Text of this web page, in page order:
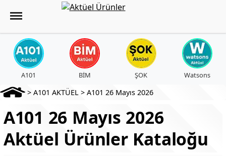
A101 BİM ŞOK Watsons
> A101 AKTÜEL > A101 26 Mayıs 2026
A101 26 Mayıs 2026
Aktüel Ürünler Kataloğu